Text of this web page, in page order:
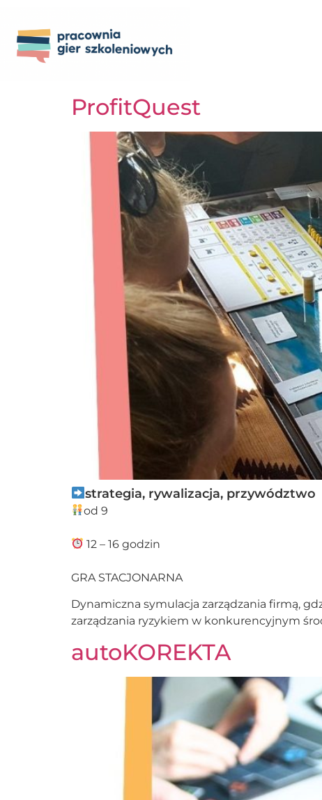
ProfitQuest
strategia, rywalizacja, przywództwo
od 9
12 – 16 godzin
GRA STACJONARNA
Dynamiczna symulacja zarządzania firmą,
zarządzania ryzykiem w konkurencyjnym
autoKOREKTA